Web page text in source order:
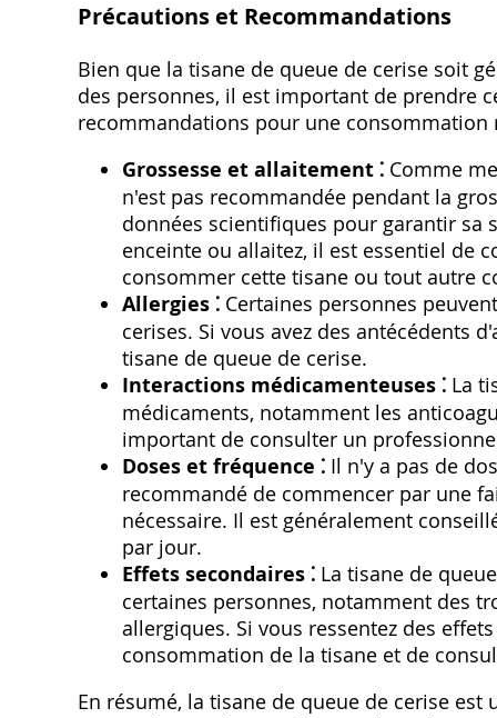
Précautions et Recommandations
Bien que la tisane de queue de cerise soit
des personnes‚ il est important de prendre
recommandations pour une consommation
Grossesse et allaitement ⁚ Comme
n'est pas recommandée pendant la
données scientifiques pour garantir
enceinte ou allaitez‚ il est essentiel de
consommer cette tisane ou tout autre
Allergies ⁚ Certaines personnes
cerises. Si vous avez des antécédents
tisane de queue de cerise.
Interactions médicamenteuses ⁚ La
médicaments‚ notamment les
important de consulter un
Doses et fréquence ⁚ Il n'y a pas de
recommandé de commencer par une
nécessaire. Il est généralement
par jour.
Effets secondaires ⁚ La tisane de
certaines personnes‚ notamment des
allergiques. Si vous ressentez des
consommation de la tisane et de
En résumé‚ la tisane de queue de cerise